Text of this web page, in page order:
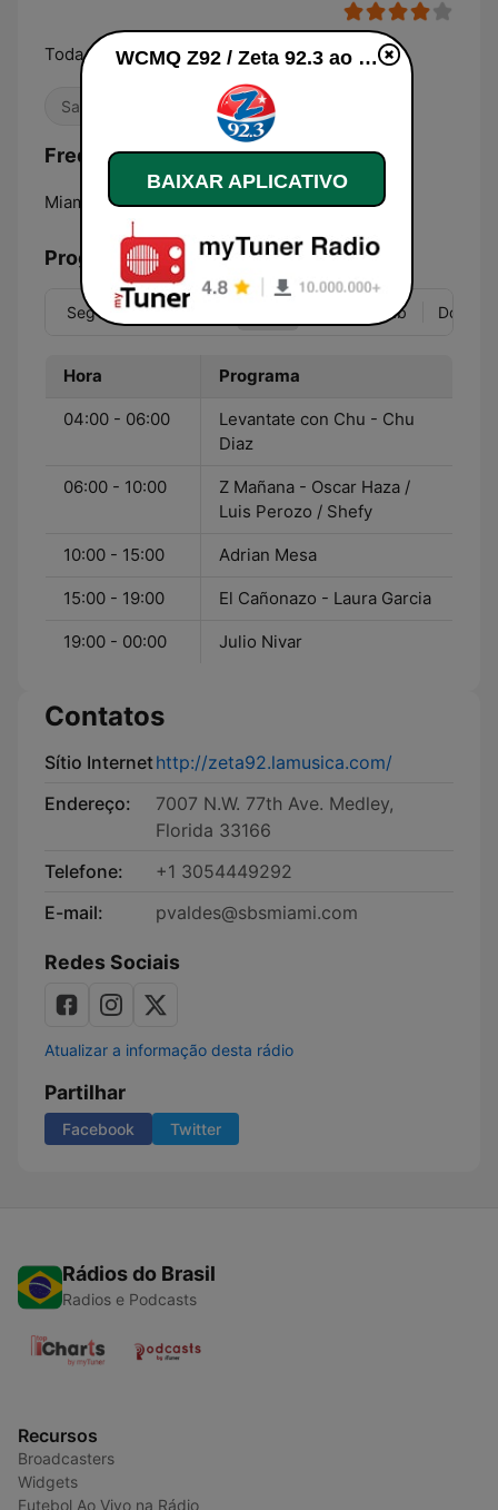
Toda la música de la A a la Z
Salsa
Frequências WCMQ Z92 / Zeta 92.3:
Miami: 92.3 FM
Programação
Seg Ter Sáb Dom
Hora Programa
04:00 - 06:00
Levantate con Chu - Chu
Diaz
06:00 - 10:00
Z Mañana - Oscar Haza /
Luis Perozo / Shefy
10:00 - 15:00 Adrian Mesa
15:00 - 19:00 El Cañonazo - Laura Garcia
19:00 - 00:00 Julio Nivar
Contatos
Sítio Internethttp://zeta92.lamusica.com/
Endereço:
7007 N.W. 77th Ave. Medley,
Florida 33166
Telefone:
+1 3054449292
E-mail:
pvaldes@sbsmiami.com
Redes Sociais
Atualizar a informação desta rádio
Partilhar
Facebook Twitter
Rádios do Brasil
Radios e Podcasts
Recursos
Broadcasters
Widgets
Futebol Ao Vivo na Rádio
WCMQ Z92 / Zeta 92.3 ao vivo
BAIXAR APLICATIVO